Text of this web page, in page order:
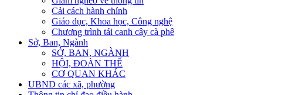
Cải cách hành chính
Giáo dục, Khoa học, Công nghệ
Chương trình tái canh cây cà phê
Sở, Ban, Ngành
SỞ, BAN, NGÀNH
HỘI, ĐOÀN THỂ
CƠ QUAN KHÁC
UBND các xã, phường